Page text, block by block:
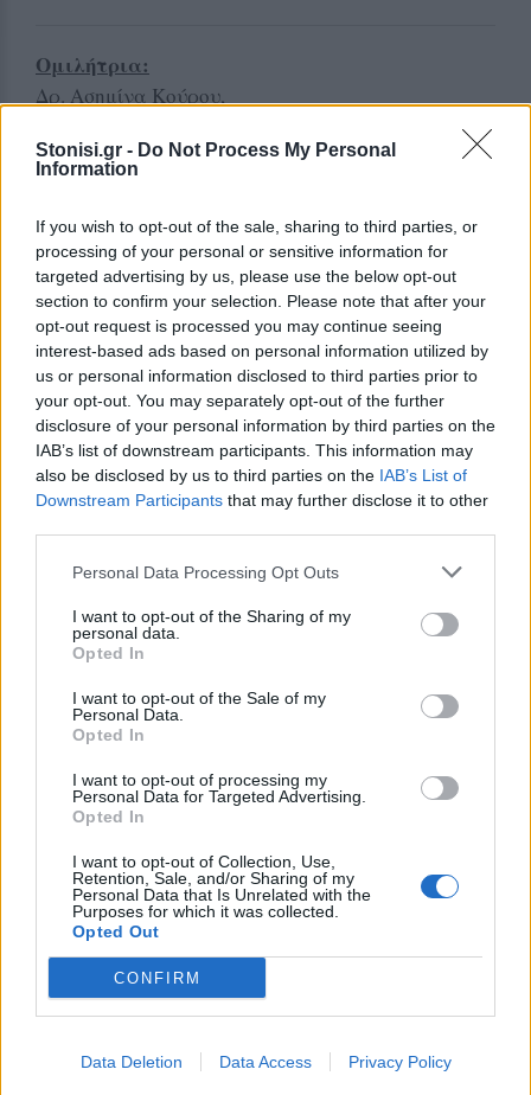
Stonisi.gr - Do Not Process My Personal
Information
If you wish to opt-out of the sale, sharing to third parties, or
processing of your personal or sensitive information for
targeted advertising by us, please use the below opt-out
section to confirm your selection. Please note that after your
opt-out request is processed you may continue seeing
interest-based ads based on personal information utilized by
us or personal information disclosed to third parties prior to
your opt-out. You may separately opt-out of the further
disclosure of your personal information by third parties on the
IAB’s list of downstream participants. This information may
also be disclosed by us to third parties on the IAB’s List of
Downstream Participants that may further disclose it to other
Personal Data Processing Opt Outs
I want to opt-out of the Sharing of my
personal data.
Opted In
I want to opt-out of the Sale of my
Personal Data.
Opted In
I want to opt-out of processing my
Personal Data for Targeted Advertising.
Opted In
I want to opt-out of Collection, Use,
Retention, Sale, and/or Sharing of my
Personal Data that Is Unrelated with the
Purposes for which it was collected.
Opted Out
CONFIRM
Data Deletion Data Access Privacy Policy
Ομιλήτρια:
Δρ. Ασημίνα Κούρου,
Αντισεισμικής Άμυνας
Προστασίας (ΟΑΣΠ).
Συντονισμός:Καθηγητής Νικόλαος Ζούρος,
Διευθυντής Δι-ιδρυματικού Μεταπτυχιακού
Προγράμματος Σπουδών ΔΠΜΣ “Φυσικοί Κίνδυνοι
και Αντιμετώπιση Καταστροφών.
Η εκδήλωση είναι ανοιχτή στους μεταπτυχιακούς
και προπτυχιακούς φοιτητές του Πανεπιστημίου
Αιγαίου και σε αρμόδιους σε θέματα Πολιτικής
Προστασίας
Δείτε περισσότερα άρθρα μας στα αποτελέσματα
Add stonisi.gr on Google ↗
ΣΤΗΝ ΙΔΙΑ ΚΑΤΗΓΟΡΙΑ
ΕΙΔΗΣΕΙΣ ΑΠΟΚΛΕΙΣΤΙΚΑ ΣΤΟ